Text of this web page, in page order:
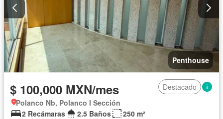
Penthouse
$ 100,000 MXN/mes
Destacado
Polanco Nb, Polanco I Sección
2 Recámaras
2.5 Baños
250 m²